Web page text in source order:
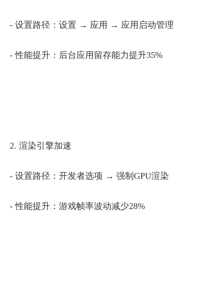
- 设置路径：设置 → 应用 → 应用启动管理
- 性能提升：后台应用留存能力提升35%
2. 渲染引擎加速
- 设置路径：开发者选项 → 强制GPU渲染
- 性能提升：游戏帧率波动减少28%